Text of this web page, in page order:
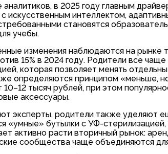
аналитиков, в 2025 году главным
искусственным интеллектом,
становятся
учебы.
изменения наблюдаются на рынке
15% в 2024 году. Родители все
которая позволяет менять
определяются принципом «меньше,
10–12 тысяч рублей, при этом
аксессуары.
эксперты, родители также уделяют
«умные» бутылки с УФ-
активно расти вторичный рынок:
сообщества чаще объединяются